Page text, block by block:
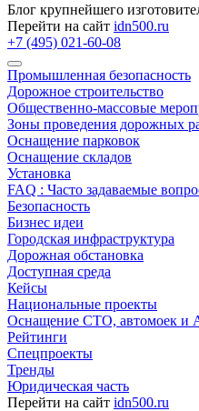
Блог крупнейшего
Перейти на сайт idn500.ru
+7 (495) 021-60-08
Промышленная безопасность
Дорожное строительство
Общественно‑массовые
Зоны проведения дорожных
Оснащение парковок
Оснащение складов
Установка
FAQ : Часто задаваемые
Безопасность
Бизнес идеи
Городская инфраструктура
Дорожная обстановка
Доступная среда
Кейсы
Национальные проекты
Оснащение СТО, автомоек и
Рейтинги
Спецпроекты
Тренды
Юридическая часть
Перейти на сайт idn500.ru